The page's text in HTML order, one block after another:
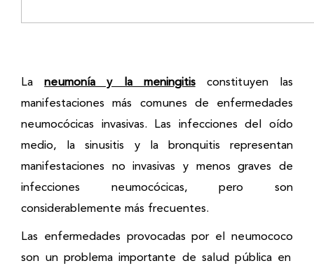
Laneumonía y la meningitisconstituyen las
manifestaciones más comunes de enfermedades
neumocócicas invasivas. Las infecciones del oído
medio, la sinusitis y la bronquitis representan
manifestaciones no invasivas y menos graves de
infecciones neumocócicas, pero son
considerablemente más frecuentes.
Las enfermedades provocadas por el neumococo
son un problema importante de salud pública en